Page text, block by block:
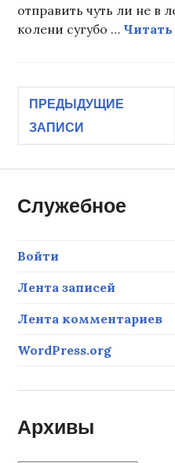
отправить чуть ли не в
колени сугубо …
Навигация
записям
ПРЕДЫДУЩИЕ
ЗАПИСИ
Служебное
Войти
Лента записей
Лента комментариев
WordPress.org
Архивы